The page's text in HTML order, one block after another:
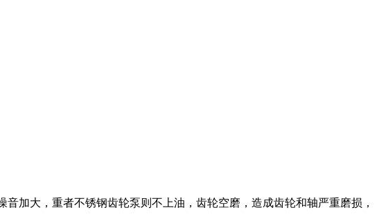
加大，重者不锈钢齿轮泵则不上油，齿轮空磨，造成齿轮和轴严重磨损，